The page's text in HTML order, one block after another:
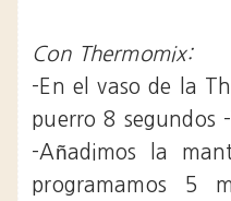
Con Thermomix:
-En el vaso de la
puerro 8 segundos
-Añadimos la
programamos 5